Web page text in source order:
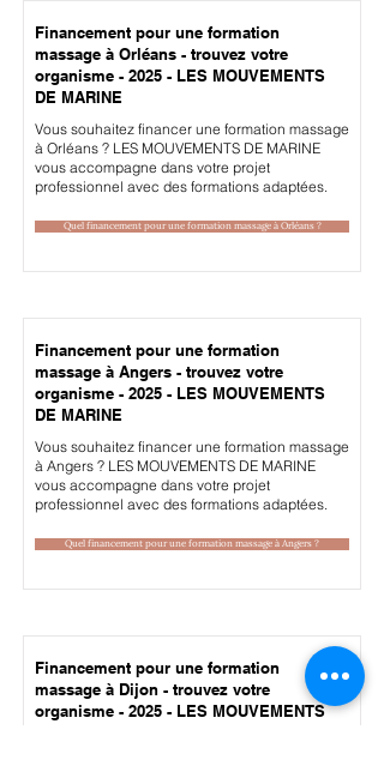
Financement pour une formation
massage à Orléans - trouvez votre
organisme - 2025 - LES MOUVEMENTS
DE MARINE
Vous souhaitez financer une formation massage
à Orléans ? LES MOUVEMENTS DE MARINE
vous accompagne dans votre projet
professionnel avec des formations adaptées.
Quel financement pour une formation massage à Orléans ?
Financement pour une formation
massage à Angers - trouvez votre
organisme - 2025 - LES MOUVEMENTS
DE MARINE
Vous souhaitez financer une formation massage
à Angers ? LES MOUVEMENTS DE MARINE
vous accompagne dans votre projet
professionnel avec des formations adaptées.
Quel financement pour une formation massage à Angers ?
Financement pour une formation
massage à Dijon - trouvez votre
organisme - 2025 - LES MOUVEMENTS